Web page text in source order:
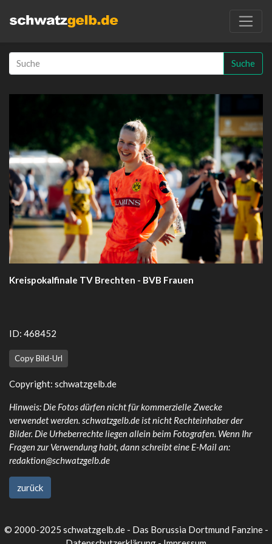
Suche
Kreispokalfinale TV Brechten - BVB Frauen
ID: 468452
Copy Bild-Url
Copyright: schwatzgelb.de
Hinweis: Die Fotos dürfen nicht für kommerzielle Zwecke
verwendet werden. schwatzgelb.de ist nicht Rechteinhaber der
Bilder. Die Urheberrechte liegen allein beim Fotografen. Wenn Ihr
Fragen zur Verwendung habt, dann schreibt eine E-Mail an:
redaktion@schwatzgelb.de
zurück
© 2000-2025 schwatzgelb.de - Das Borussia Dortmund Fanzine -